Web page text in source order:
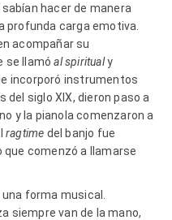
hacer de manera
profunda carga emotiva.
acompañar su
se llamóal spiritualy
incorporó instrumentos
siglo XIX, dieron paso a
y la pianola comenzaron a
ragtime del banjo fue
que comenzó a llamarse
forma musical.
siempre van de la mano,